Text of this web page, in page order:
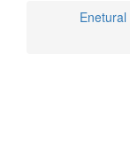
Enetural